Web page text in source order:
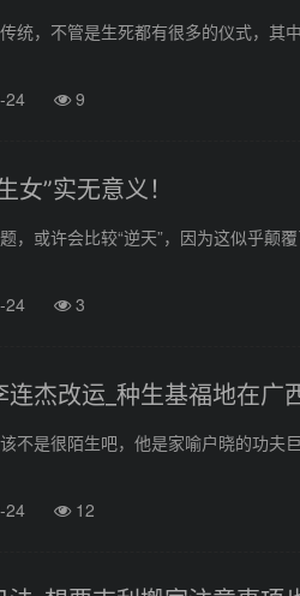
统，不管是生死都有很多的仪式，其
24 9
女”实无意义！
，或许会比较“逆天”，因为这似乎颠
24 3
连杰改运_种生基福地在广
不是很陌生吧，他是家喻户晓的功夫
24 12